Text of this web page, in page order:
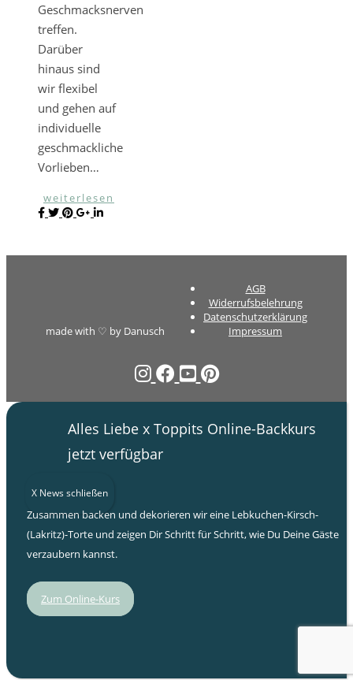
Geschmacksnerven
treffen.
Darüber
hinaus sind
wir flexibel
und gehen auf
individuelle
geschmackliche
Vorlieben…
weiterlesen
made with ♡ by Danusch
AGB
Widerrufsbelehrung
Datenschutzerklärung
Impressum
Alles Liebe x Toppits Online-Backkurs
jetzt verfügbar
Zusammen backen und dekorieren wir eine Lebkuchen-Kirsch-
(Lakritz)-Torte und zeigen Dir Schritt für Schritt, wie Du Deine Gäste
verzaubern kannst.
Zum Online-Kurs
X News schließen